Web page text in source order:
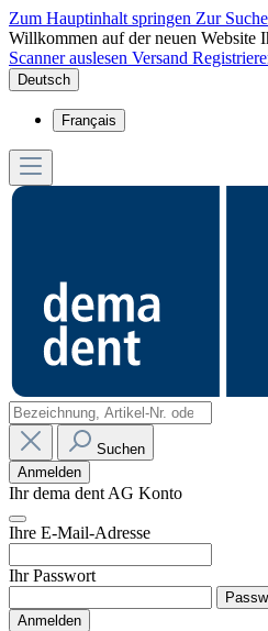
Zum Hauptinhalt springen Zur
Willkommen auf der neuen Website
Scanner auslesen Versand
Deutsch
Français
Suchen
Anmelden
Ihr dema dent AG Konto
Ihre E-Mail-Adresse
Ihr Passwort
Anmelden